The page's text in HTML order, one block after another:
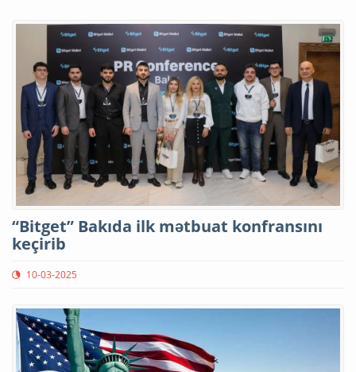
“Bitget” Bakıda ilk mətbuat konfransını
keçirib
10-03-2025